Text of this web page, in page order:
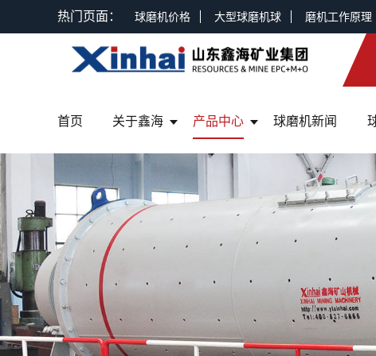
热门页面： 球磨机价格 大型球磨机球 磨机工作原理
首页 关于鑫海 产品中心 球磨机新闻